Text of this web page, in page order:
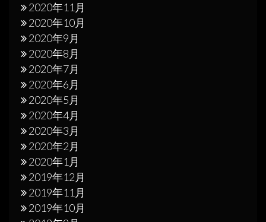
2020年11月
2020年10月
2020年9月
2020年8月
2020年7月
2020年6月
2020年5月
2020年4月
2020年3月
2020年2月
2020年1月
2019年12月
2019年11月
2019年10月